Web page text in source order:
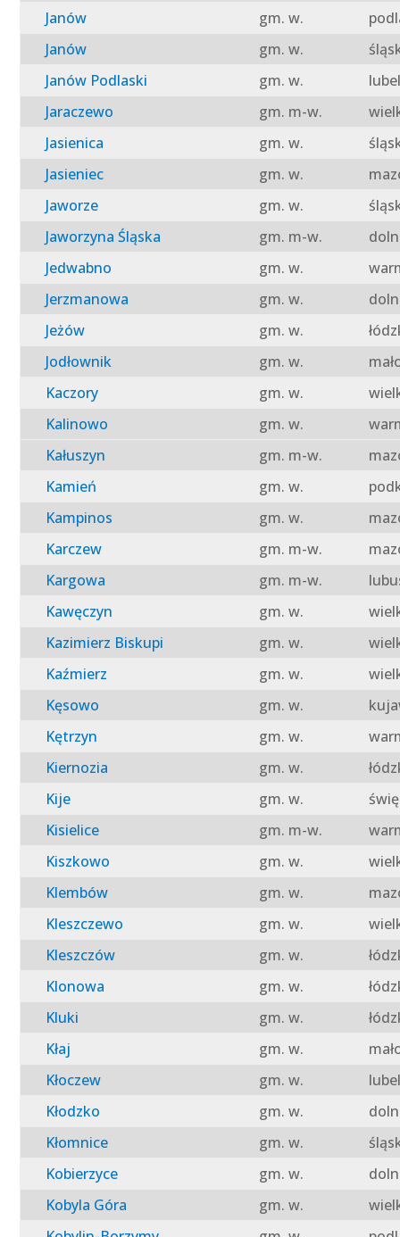
Janów gm. w.
Janów
gm. w.
Janów Podlaski
gm. w.
Jaraczewo
gm. m-w.
Jasienica
gm. w.
Jasieniec
gm. w.
Jaworze
gm. w.
Jaworzyna Śląska
gm. m-w.
Jedwabno
gm. w.
Jerzmanowa
gm. w.
Jeżów
gm. w.
Jodłownik
gm. w.
Kaczory
gm. w.
Kalinowo
gm. w.
Kałuszyn
gm. m-w.
Kamień
gm. w.
Kampinos
gm. w.
Karczew
gm. m-w.
Kargowa
gm. m-w.
Kawęczyn
gm. w.
Kazimierz Biskupi
gm. w.
Kaźmierz
gm. w.
Kęsowo
gm. w.
Kętrzyn
gm. w.
Kiernozia
gm. w.
Kije
gm. w.
Kisielice
gm. m-w.
Kiszkowo
gm. w.
Klembów
gm. w.
Kleszczewo
gm. w.
Kleszczów
gm. w.
Klonowa
gm. w.
Kluki
gm. w.
Kłaj
gm. w.
Kłoczew
gm. w.
Kłodzko
gm. w.
Kłomnice
gm. w.
Kobierzyce
gm. w.
Kobyla Góra
gm. w.